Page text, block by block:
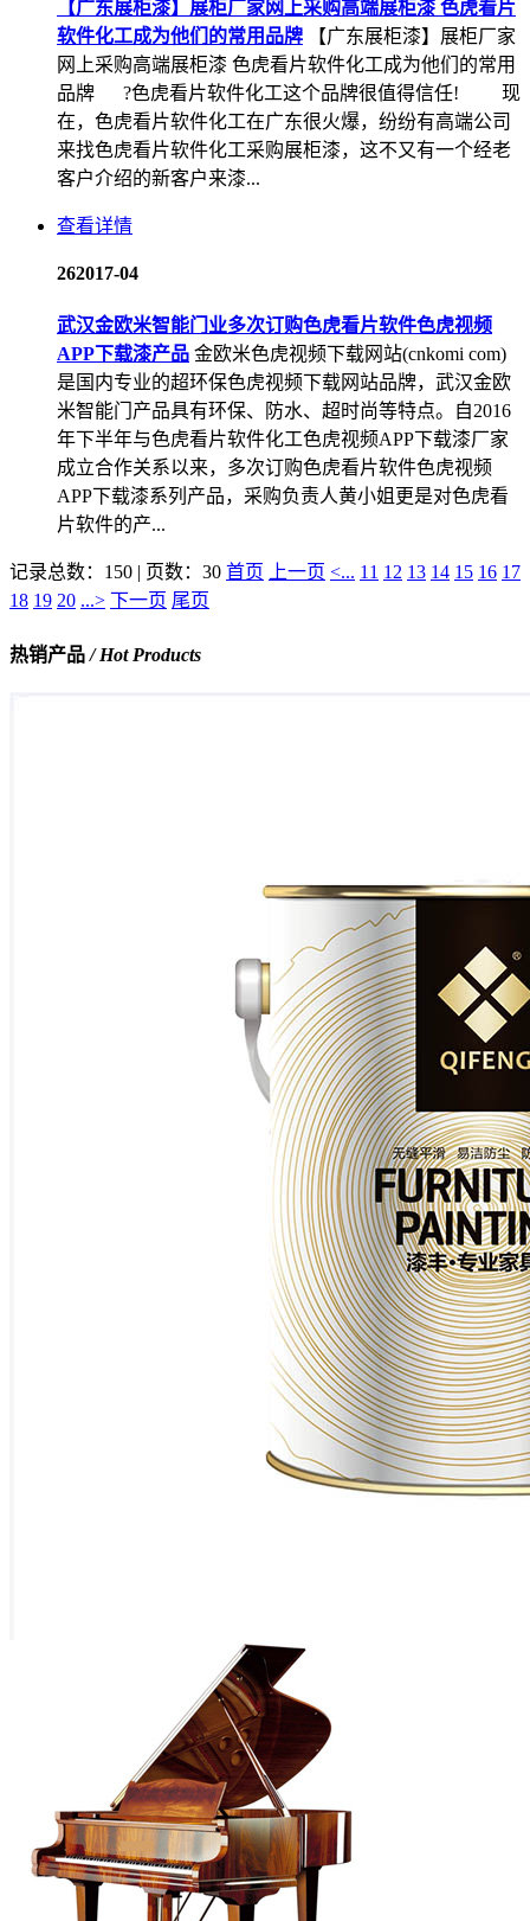
【广东展柜漆】展柜厂家网上采购高端展柜漆 色虎看片
软件化工成为他们的常用品牌
【广东展柜漆】展柜厂家
网上采购高端展柜漆 色虎看片软件化工成为他们的常用
品牌 ?色虎看片软件化工这个品牌很值得信任! 现
在，色虎看片软件化工在广东很火爆，纷纷有高端公司
来找色虎看片软件化工采购展柜漆，这不又有一个经老
客户介绍的新客户来漆...
查看详情
262017-04
武汉金欧米智能门业多次订购色虎看片软件色虎视频
APP下载漆产品 金欧米色虎视频下载网站(cnkomi com)
是国内专业的超环保色虎视频下载网站品牌，武汉金欧
米智能门产品具有环保、防水、超时尚等特点。自2016
年下半年与色虎看片软件化工色虎视频APP下载漆厂家
成立合作关系以来，多次订购色虎看片软件色虎视频
APP下载漆系列产品，采购负责人黄小姐更是对色虎看
片软件的产...
记录总数：150 | 页数：30 首页 上一页 <... 11 12 13 14 15 16 17
18 19 20 ...> 下一页 尾页
热销产品/ Hot Products